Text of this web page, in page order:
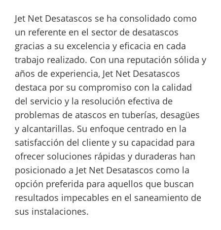
Jet Net Desatascos se ha consolidado como
un referente en el sector de desatascos
gracias a su excelencia y eficacia en cada
trabajo realizado. Con una reputación sólida y
años de experiencia, Jet Net Desatascos
destaca por su compromiso con la calidad
del servicio y la resolución efectiva de
problemas de atascos en tuberías, desagües
y alcantarillas. Su enfoque centrado en la
satisfacción del cliente y su capacidad para
ofrecer soluciones rápidas y duraderas han
posicionado a Jet Net Desatascos como la
opción preferida para aquellos que buscan
resultados impecables en el saneamiento de
sus instalaciones.